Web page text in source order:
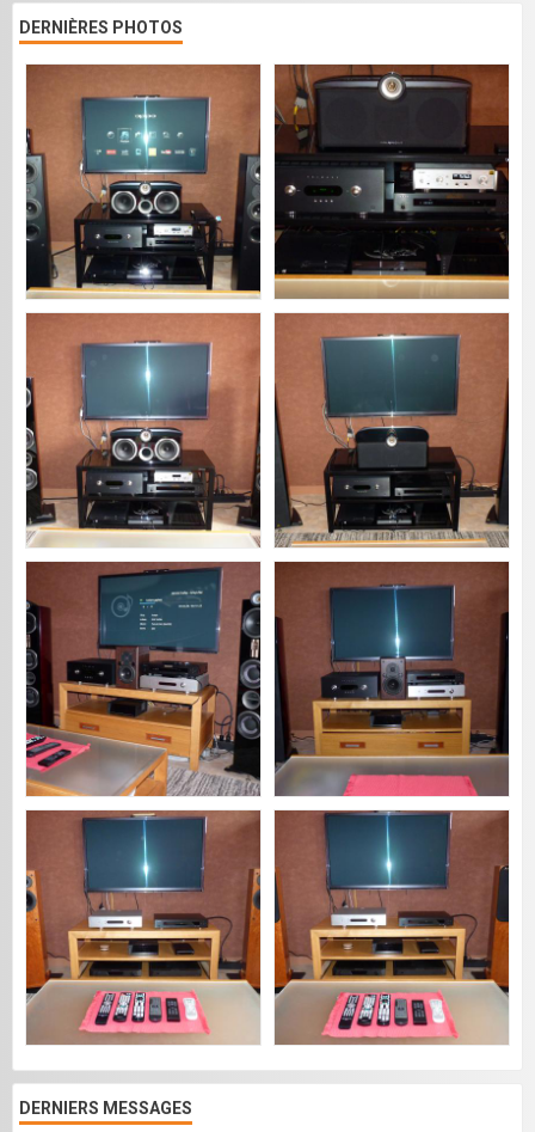
DERNIÈRES PHOTOS
DERNIERS MESSAGES